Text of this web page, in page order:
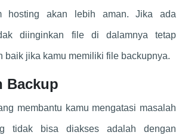
hosting akan lebih aman. Jika ada
diinginkan file di dalamnya tetap
baik jika kamu memiliki file backupnya.
Backup
membantu kamu mengatasi masalah
tidak bisa diakses adalah dengan